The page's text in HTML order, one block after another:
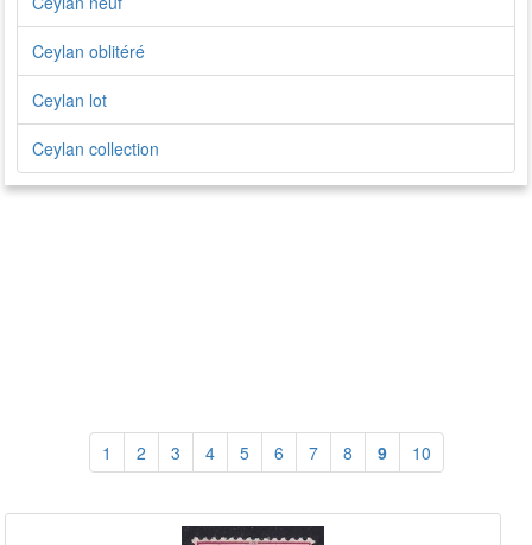
Ceylan oblitéré
Ceylan lot
Ceylan collection
1 2 3 4 5 6 7 8 9 10